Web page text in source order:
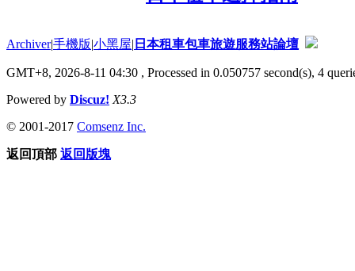
Archiver|手機版|小黑屋| 日本租車包車旅遊服務站論壇
GMT+8, 2026-8-11 04:30 , Processed in 0.050757 second(s), 4
Powered by Discuz! X3.3
© 2001-2017 Comsenz Inc.
返回頂部 返回版塊